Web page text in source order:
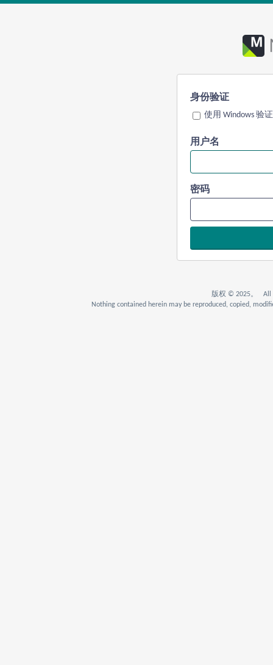
身份验证
使用 Windows 验证
用户名
密码
版权 © 2025。 All
Nothing contained herein may be reproduced, copied,